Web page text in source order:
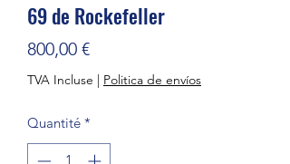
69 de Rockefeller
800,00 €Prix
TVA Incluse | Politica de envíos
Quantité *